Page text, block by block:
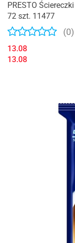
PRESTO
72 szt. 11477
(0)
13.08
13.08